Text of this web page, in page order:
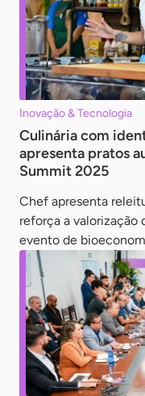
Inovação & Tecnologia
Culinária com
apresenta pratos
Summit 2025
Chef apresenta
reforça a valorização
evento de